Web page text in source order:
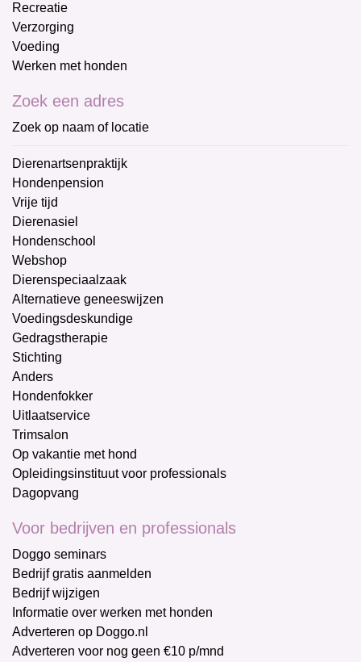
Recreatie
Verzorging
Voeding
Werken met honden
Zoek een adres
Zoek op naam of locatie
Dierenartsenpraktijk
Hondenpension
Vrije tijd
Dierenasiel
Hondenschool
Webshop
Dierenspeciaalzaak
Alternatieve geneeswijzen
Voedingsdeskundige
Gedragstherapie
Stichting
Anders
Hondenfokker
Uitlaatservice
Trimsalon
Op vakantie met hond
Opleidingsinstituut voor professionals
Dagopvang
Voor bedrijven en professionals
Doggo seminars
Bedrijf gratis aanmelden
Bedrijf wijzigen
Informatie over werken met honden
Adverteren op Doggo.nl
Adverteren voor nog geen €10 p/mnd